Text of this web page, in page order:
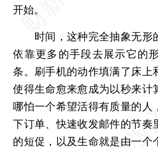
开始。
时间，这种完全抽象无形
依靠更多的手段去展示它的
条。刷手机的动作填满了床上
使得生命愈来愈成为以秒来计
哪怕一个希望活得有质量的人
下订单、快速收发邮件的节奏
的短促，以及生命就是由一个